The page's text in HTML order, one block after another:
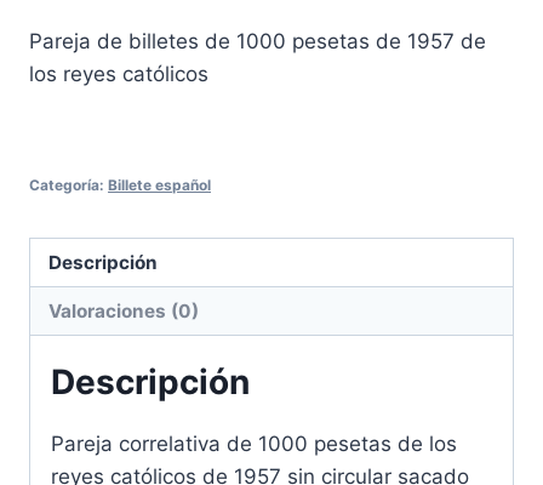
Pareja de billetes de 1000 pesetas de 1957 de
los reyes católicos
Categoría: Billete español
Descripción
Valoraciones (0)
Descripción
Pareja correlativa de 1000 pesetas de los
reyes católicos de 1957 sin circular sacado